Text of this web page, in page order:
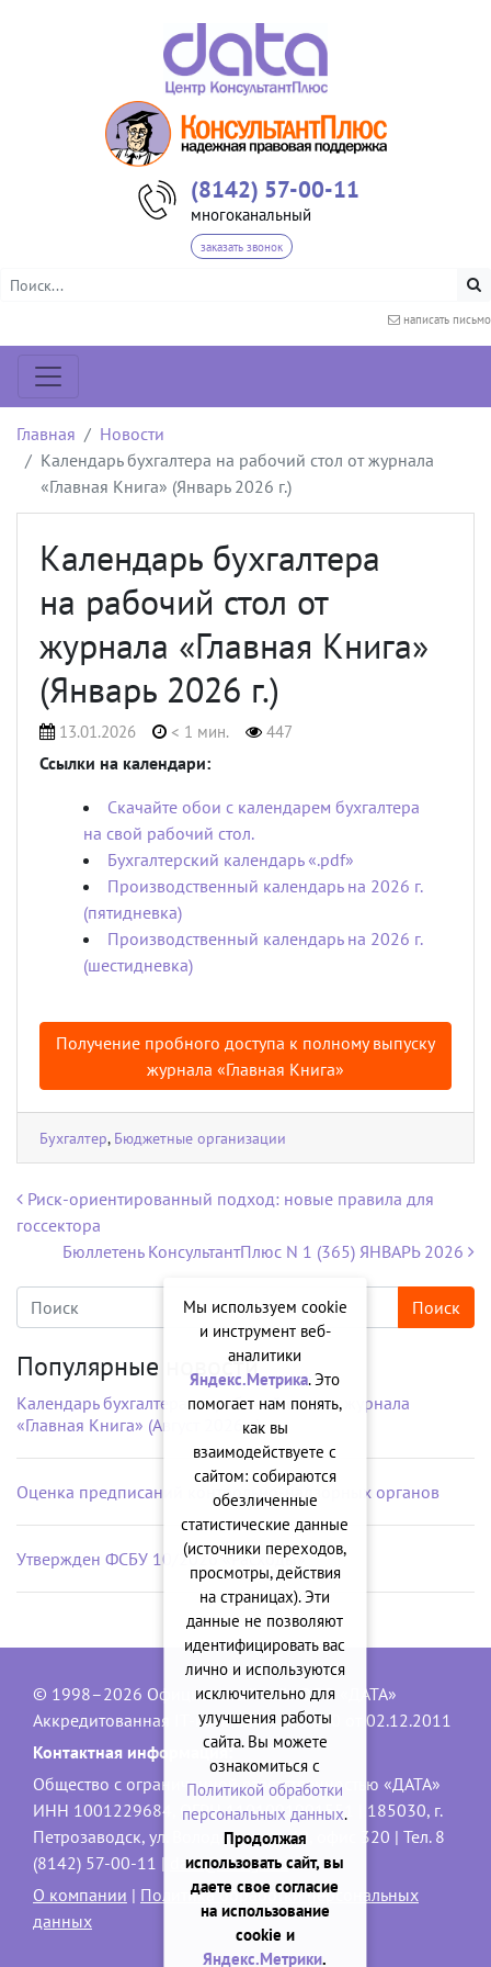
(8142) 57-00-11
многоканальный
заказать звонок
написать письмо
Главная
Новости
Календарь бухгалтера на рабочий стол от журнала
«Главная Книга» (Январь 2026 г.)
Календарь бухгалтера
на рабочий стол от
журнала «Главная Книга»
(Январь 2026 г.)
13.01.2026 < 1 мин. 447
Ссылки на календари:
Скачайте обои с календарем бухгалтера
на свой рабочий стол.
Бухгалтерский календарь «.pdf»
Производственный календарь на 2026 г.
(пятидневка)
Производственный календарь на 2026 г.
(шестидневка)
Получение пробного доступа к полному выпуску
журнала «Главная Книга»
Бухгалтер, Бюджетные организации
Навигация по записям
Риск-ориентированный подход: новые правила для
госсектора
Бюллетень КонсультантПлюс N 1 (365) ЯНВАРЬ 2026
Популярные новости
Календарь бухгалтера на рабочий стол от журнала
«Главная Книга» (Август 2026 г.)
Оценка предписаний контрольно-надзорных органов
Утвержден ФСБУ 10/2026 «Расходы»
© 1998–2026 Официальный сайт ООО «ДАТА»
Аккредитованная IT-компания, № 1840 от 02.12.2011
Контактная информация:
Общество с ограниченной ответственностью «ДАТА»
ИНН 1001229684, ОГРН 1101001001551 | 185030, г.
Петрозаводск, ул. Володарского, 40, офис 320 | Тел. 8
(8142) 57-00-11 |
data@onego.ru
О компании | Политика обработки персональных
данных
Мы используем cookie
и инструмент веб-
аналитики
Яндекс.Метрика. Это
помогает нам понять,
как вы
взаимодействуете с
сайтом: собираются
обезличенные
статистические данные
(источники переходов,
просмотры, действия
на страницах). Эти
данные не позволяют
идентифицировать вас
лично и используются
исключительно для
улучшения работы
сайта. Вы можете
ознакомиться с
Политикой обработки
персональных данных.
Продолжая
использовать сайт, вы
даете свое согласие
на использование
cookie и
Яндекс.Метрики.